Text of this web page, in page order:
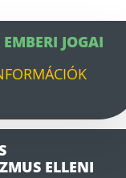
EMBERI JOGAI
ELLENI